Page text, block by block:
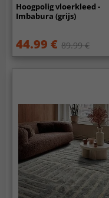
Hoogpolig vloerkleed -
Imbabura (grijs)
44.99 € 89.99 €